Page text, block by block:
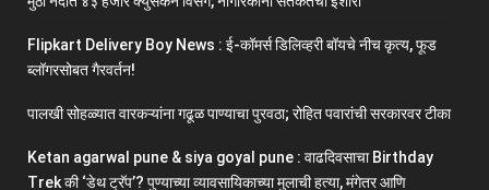
Flipkart Delivery Boy News : ई-कॉमर्स डिलिव्हरी बॉयचे नीच कृत्य, फूड
ब्लॉगरसोबत गैरवर्तन!
पालखी सोहळ्यात वारकऱ्यांना गढूळ पाण्याचा पुरवठा; रोहित पवारांची सरकारवर टीका
Ketan agarwal pune & siya goyal pune : वाढदिवसाचा Birthday
Trek की ‘डेथ ट्रॅप’? पुण्याच्या व्यावसायिकाच्या मुलाची हत्या, मंगेतर आणि